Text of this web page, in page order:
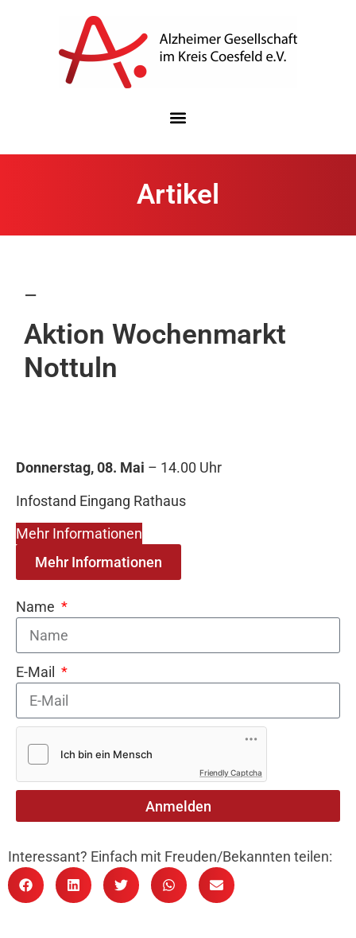
Artikel
–
Aktion Wochenmarkt
Nottuln
Donnerstag, 08. Mai – 14.00 Uhr
Infostand Eingang Rathaus
Mehr Informationen
Mehr Informationen
Name
E-Mail
Friendly Captcha
Anmelden
Interessant? Einfach mit Freuden/Bekannten teilen: